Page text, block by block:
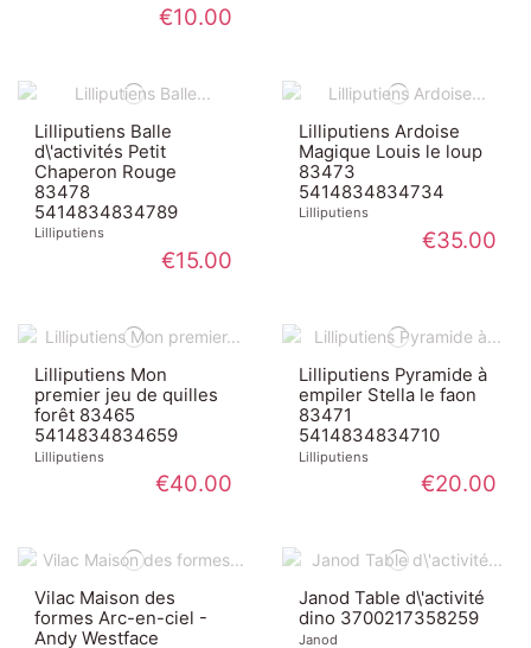
€10.00
Lilliputiens Balle
d\'activités Petit
Chaperon Rouge
83478
5414834834789
Lilliputiens
€15.00
Lilliputiens Ardoise
Magique Louis le loup
83473
5414834834734
Lilliputiens
€35.00
Lilliputiens Mon
premier jeu de quilles
forêt 83465
5414834834659
Lilliputiens
€40.00
Lilliputiens Pyramide à
empiler Stella le faon
83471
5414834834710
Lilliputiens
€20.00
Vilac Maison des
formes Arc-en-ciel -
Andy Westface
Janod Table d\'activité
dino 3700217358259
Janod